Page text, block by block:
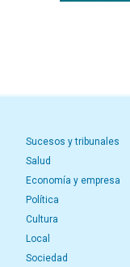
Sucesos y tribunales
Salud
Economía y empresa
Política
Cultura
Local
Sociedad